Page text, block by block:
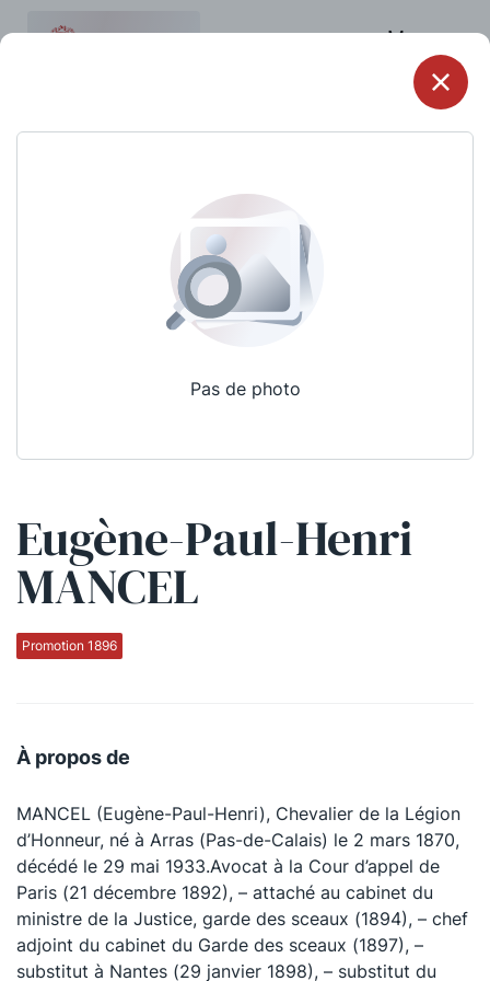
Menu
Pas de photo
Eugène-Paul-Henri
MANCEL
Promotion 1896
À propos de
MANCEL (Eugène-Paul-Henri), Chevalier de la Légion
d’Honneur, né à Arras (Pas-de-Calais) le 2 mars 1870,
décédé le 29 mai 1933.Avocat à la Cour d’appel de
Paris (21 décembre 1892), – attaché au cabinet du
ministre de la Justice, garde des sceaux (1894), – chef
adjoint du cabinet du Garde des sceaux (1897), –
substitut à Nantes (29 janvier 1898), – substitut du
Qui sommes-nous ?
La Conférence
La défense pénale
Le Concours de la Conférence
La Conférence Berryer
La Petite Conférence